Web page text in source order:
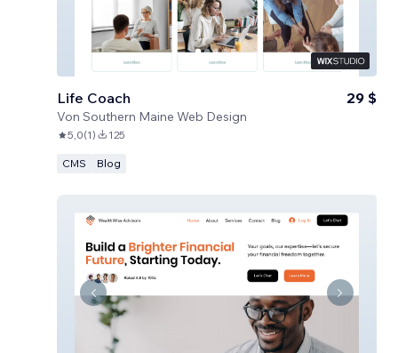
Life Coach
Von Southern Maine Web Design
29 $
5,0(1) 125
CMS Blog